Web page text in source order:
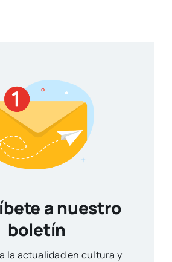
a nuestro
boletín
la actua­li­dad en cul­tu­ra y